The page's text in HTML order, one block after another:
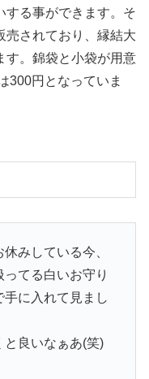
する事ができます。そ
売されており、縁結大
す。錦袋と小袋が用意
300円となっていま
みしている今、
ってる白いお守り
手に入れて見まし
と良いなぁあ(笑)